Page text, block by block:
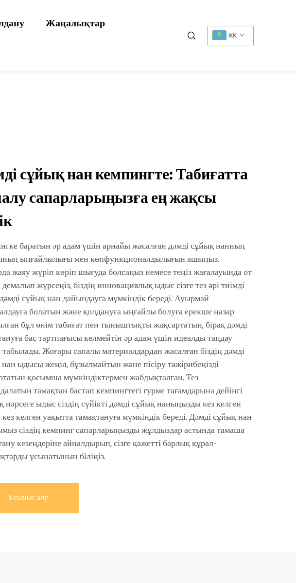
Жаңалықтар
KK
сұйық нан кемпингте: Табиғатта
сапарларыңызға ең жақсы
баратын әр адам үшін арнайы жасалған дәмді сұйық нанның
ыңғайлылығы мен көпфункционалдылығын ашыңыз.
жаяу жүріп көріп шығуда болсаңыз немесе теңіз жағалауында от
жүрсеңіз, біздің инновациялық ыдыс сізге тез әрі тиімді
сұйық нан дайындауға мүмкіндік береді. Ауырмай
болатын және қолдануға ыңғайлы болуға ерекше назар
бұл өнім табиғат пен тыныштықты жақсартатын, бірақ дәмді
бас тартпағысы келмейтін әр адам үшін идеалды таңдау
Жоғары сапалы материалдардан жасалған біздің дәмді
ыдысы жеңіл, бұзылмайтын және пісіру тәжірибеңізді
қосымша мүмкіндіктермен жабдықталған. Тез
тамақтан бастап кемпингтегі гурме тағамдарына дейінгі
нәрсеге ыдыс сіздің сүйікті дәмді сұйық наныңызды кез келген
келген уақытта тамақтануға мүмкіндік береді. Дәмді сұйық нан
сіздің кемпинг сапарларыңызды жұлдыздар астында тамаша
кезеңдеріне айналдырып, сізге қажетті барлық құрал-
ұсынатынын біліңіз.
Ұсыныс алу